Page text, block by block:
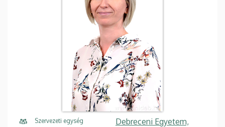
Szervezeti egység
Debreceni Egyetem,